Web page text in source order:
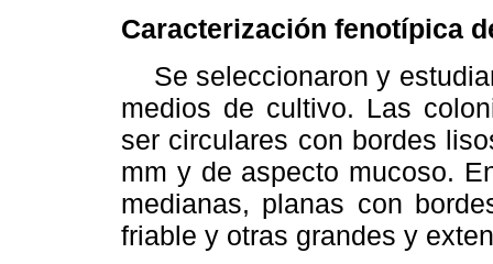
Caracterización fenotípica
Se seleccionaron y
medios de cultivo. Las
ser circulares con bordes
mm y de aspecto mucoso.
medianas, planas con
friable y otras grandes y